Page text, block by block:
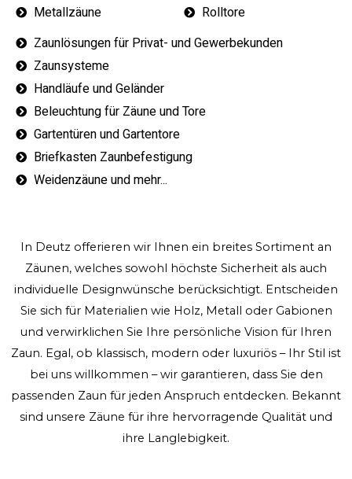
Metallzäune
Rolltore
Zaunlösungen für Privat- und Gewerbekunden
Zaunsysteme
Handläufe und Geländer
Beleuchtung für Zäune und Tore
Gartentüren und Gartentore
Briefkasten Zaunbefestigung
Weidenzäune und mehr...
In Deutz offerieren wir Ihnen ein breites Sortiment an
Zäunen, welches sowohl höchste Sicherheit als auch
individuelle Designwünsche berücksichtigt. Entscheiden
Sie sich für Materialien wie Holz, Metall oder Gabionen
und verwirklichen Sie Ihre persönliche Vision für Ihren
Zaun. Egal, ob klassisch, modern oder luxuriös – Ihr Stil ist
bei uns willkommen – wir garantieren, dass Sie den
passenden Zaun für jeden Anspruch entdecken. Bekannt
sind unsere Zäune für ihre hervorragende Qualität und
ihre Langlebigkeit.